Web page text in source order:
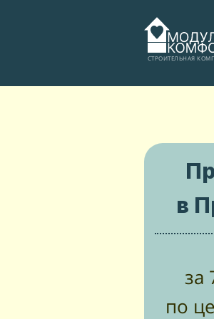
СТРОИТЕЛЬНАЯ
в
за
по